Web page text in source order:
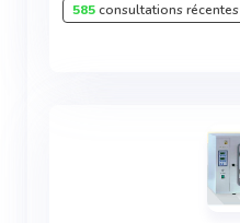
585consultations récentes